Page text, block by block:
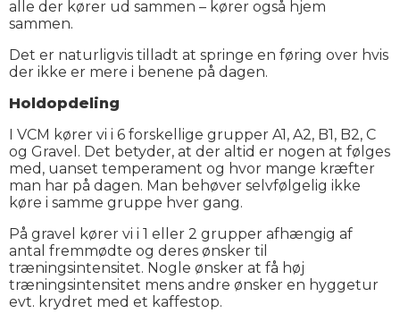
alle der kører ud sammen – kører også hjem
sammen.
Det er naturligvis tilladt at springe en føring over hvis
der ikke er mere i benene på dagen.
Holdopdeling
I VCM kører vi i 6 forskellige grupper A1, A2, B1, B2, C
og Gravel. Det betyder, at der altid er nogen at følges
med, uanset temperament og hvor mange kræfter
man har på dagen. Man behøver selvfølgelig ikke
køre i samme gruppe hver gang.
På gravel kører vi i 1 eller 2 grupper afhængig af
antal fremmødte og deres ønsker til
træningsintensitet. Nogle ønsker at få høj
træningsintensitet mens andre ønsker en hyggetur
evt. krydret med et kaffestop.